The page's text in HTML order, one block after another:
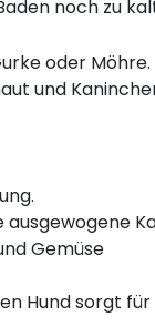
noch zu
oder
und
Gemüse
Hund sorgt